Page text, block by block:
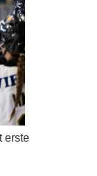
erste